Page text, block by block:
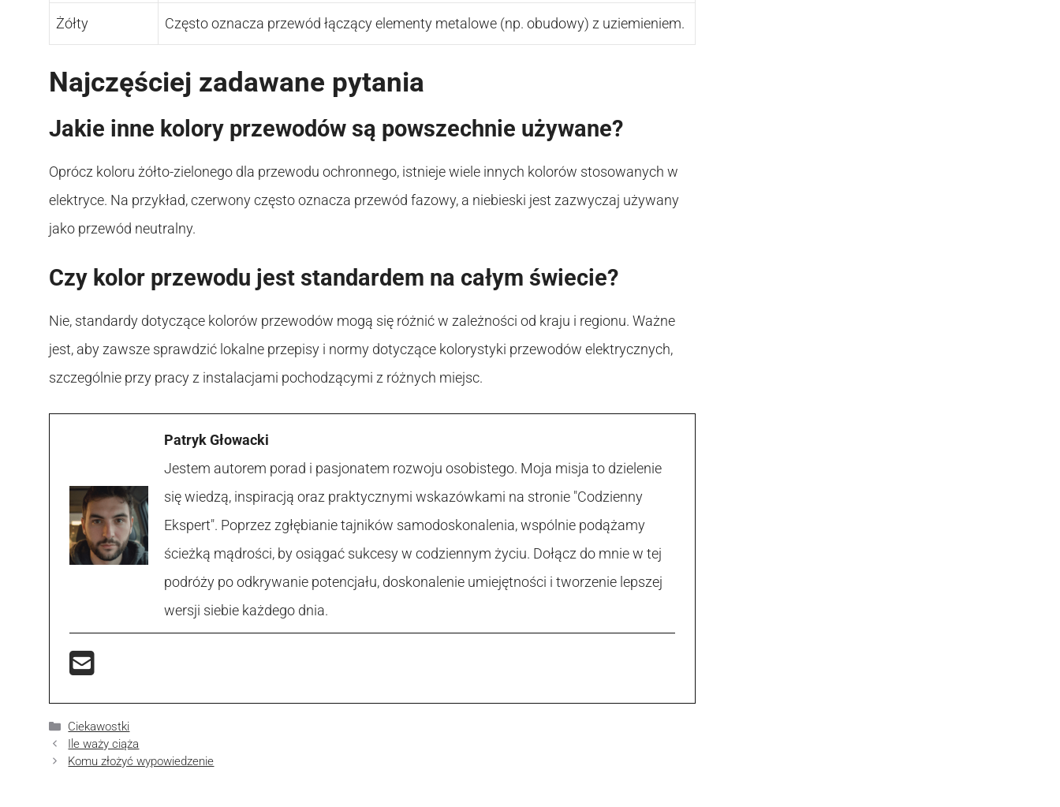
Żółty Często oznacza przewód łączący elementy metalowe (np. obudowy) z uziemieniem.
Najczęściej zadawane pytania
Jakie inne kolory przewodów są powszechnie używane?
Oprócz koloru żółto-zielonego dla przewodu ochronnego, istnieje wiele innych kolorów stosowanych w
elektryce. Na przykład, czerwony często oznacza przewód fazowy, a niebieski jest zazwyczaj używany
jako przewód neutralny.
Czy kolor przewodu jest standardem na całym świecie?
Nie, standardy dotyczące kolorów przewodów mogą się różnić w zależności od kraju i regionu. Ważne
jest, aby zawsze sprawdzić lokalne przepisy i normy dotyczące kolorystyki przewodów elektrycznych,
szczególnie przy pracy z instalacjami pochodzącymi z różnych miejsc.
Patryk Głowacki
Jestem autorem porad i pasjonatem rozwoju osobistego. Moja misja to dzielenie
się wiedzą, inspiracją oraz praktycznymi wskazówkami na stronie "Codzienny
Ekspert". Poprzez zgłębianie tajników samodoskonalenia, wspólnie podążamy
ścieżką mądrości, by osiągać sukcesy w codziennym życiu. Dołącz do mnie w tej
podróży po odkrywanie potencjału, doskonalenie umiejętności i tworzenie lepszej
wersji siebie każdego dnia.
Kategorie
Ciekawostki
Ile waży ciąża
Komu złożyć wypowiedzenie